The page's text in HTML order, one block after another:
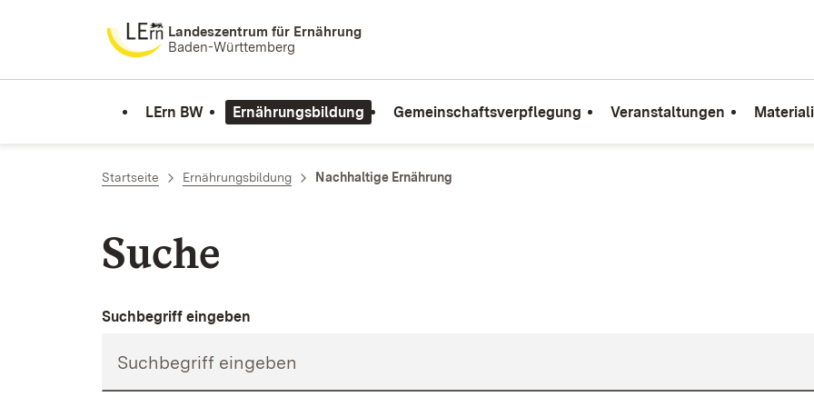
Zum Inhalt springenLandeszentrum für Ernährung
Baden-Württemberg
LErn BW Ernährungsbildung Gemeinschaftsverpflegung Veranstaltungen
Startseite Ernährungsbildung Nachhaltige Ernährung
Suche
Suchbegriff eingeben